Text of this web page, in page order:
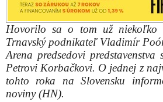
Hovorilo sa o tom už niekoľko
Trnavský podnikateľ Vladimír
Arena predsedovi
Petrovi Korbačkovi. O jednej z
tohto roka na Slovensku
noviny (HN).